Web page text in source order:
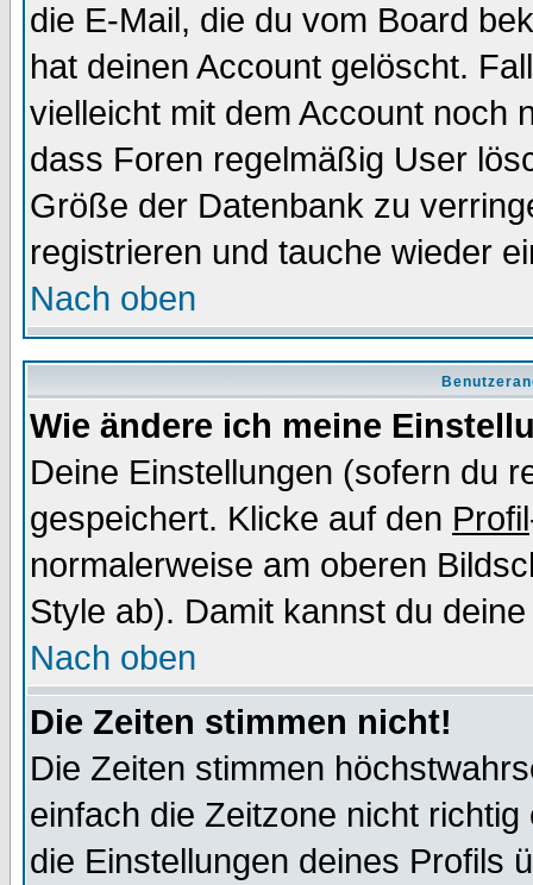
die E-Mail, die du vom Board
hat deinen Account gelöscht.
vielleicht mit dem Account noch
dass Foren regelmäßig User
Größe der Datenbank zu
registrieren und tauche wieder
Nach oben
Wie ändere ich meine
Deine Einstellungen (sofern du
gespeichert. Klicke auf den Profil
normalerweise am oberen
Style ab). Damit kannst du
Nach oben
Die Zeiten stimmen nicht!
Die Zeiten stimmen
einfach die Zeitzone nicht
die Einstellungen deines Profils